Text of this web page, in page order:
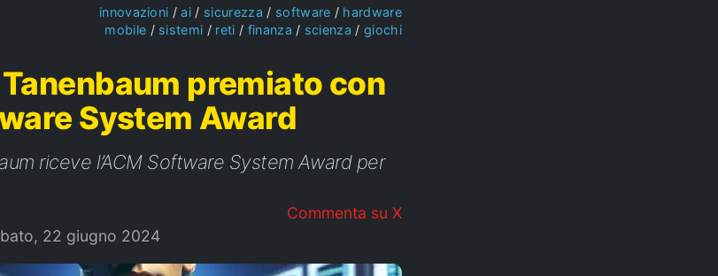
innovazioni ai sicurezza software
hardware
mobile
sistemi reti finanza scienza giochi
premiato con
System Award
riceve l’ACM Software System Award per
Commenta su X
22 giugno 2024